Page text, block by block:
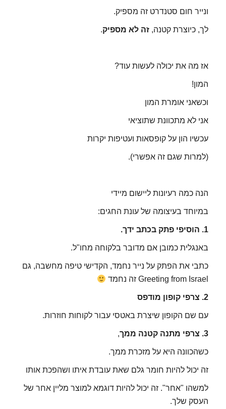
ונייר חום סטנדרט זה מספיק.
לך, כיוצרת קטנה, זה לא מספיק.
אז מה את יכולה לעשות עוד?
המון!
וכשאני אומרת המון
אני לא מתכוונת שתוציאי
עכשיו הון על קופסאות ועטיפות יקרות
(למרות שגם זה אפשרי).
הנה כמה רעיונות ליישום מיידי
במיוחד בעיצומה של עונת החגים:
1. הוסיפי פתק בכתב ידך.
באנגלית כמובן אם מדובר בלקוחה מחו"ל.
כתבי את הפתק על נייר נחמד, הקדישי טיפה מחשבה, גם
Greeting from Israel זה נחמד
2. צרפי קופון מודפס
עם שם הקופון שיצרת באטסי עבור לקוחות חוזרות.
3. צרפי מתנה קטנה ממך ,
כשהכוונה היא על מזכרת ממך.
זה יכול להיות חומר גלם שאת עובדת איתו ושהפכת אותו
למשהו "אחר". זה יכול להיות דוגמא למוצר מליין אחר של
העסק שלך.